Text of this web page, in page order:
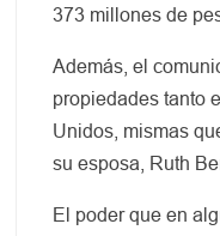
373 millones de
Además, el
propiedades tanto
Unidos, mismas
su esposa, Ruth
El poder que en